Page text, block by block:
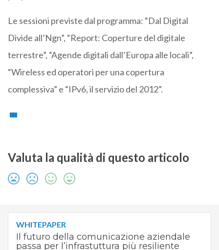
Le sessioni previste dal programma: “Dal Digital
Divide all’Ngn”, “Report: Coperture del digitale
terrestre”, “Agende digitali dall’Europa alle locali”,
“Wireless ed operatori per una copertura
complessiva” e “IPv6, il servizio del 2012”.
Valuta la qualità di questo articolo
WHITEPAPER
Il futuro della comunicazione aziendale
passa per l’infrastuttura più resiliente